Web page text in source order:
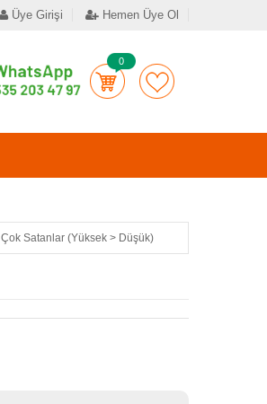
Üye Girişi Hemen Üye Ol
0
Çok Satanlar (Yüksek > Düşük)